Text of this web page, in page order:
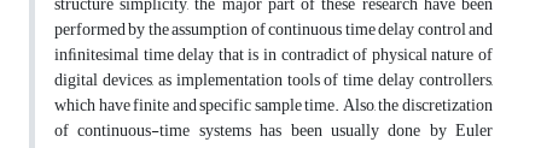
performed by the assumption of continuous time delay control and
inﬁnitesimal time delay that is in contradict of physical nature of
digital devices, as implementation tools of time delay controllers,
which have finite and specific sample time. Also, the discretization
of continuous-time systems has been usually done by Euler